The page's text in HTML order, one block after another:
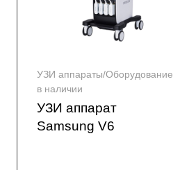
УЗИ аппараты/Оборудование
в наличии
УЗИ аппарат
Samsung V6